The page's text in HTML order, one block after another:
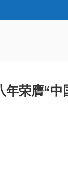
荣膺“中